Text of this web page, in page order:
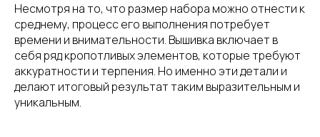
Несмотря на то, что размер набора можно отнести к
среднему, процесс его выполнения потребует
времени и внимательности. Вышивка включает в
себя ряд кропотливых элементов, которые требуют
аккуратности и терпения. Но именно эти детали и
делают итоговый результат таким выразительным и
уникальным.